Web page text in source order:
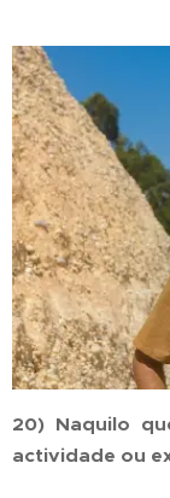
20) Naquilo
actividade ou